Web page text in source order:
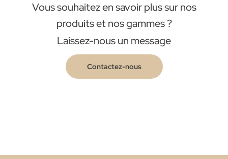
Vous souhaitez en savoir plus sur nos
produits et nos gammes ?
Laissez-nous un message
Contactez-nous